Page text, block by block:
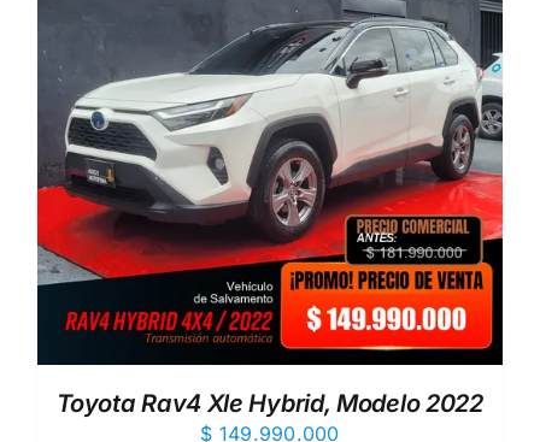
Toyota Rav4 Xle Hybrid, Modelo 2022
$ 149.990.000